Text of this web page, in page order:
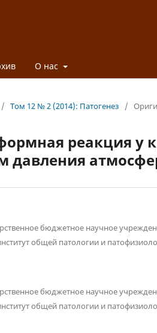
О нас
/ Том 12 № 2 (2014): Патогенез /
реакция у
давления
бюджетное научное
общей патологии и
бюджетное научное
общей патологии и